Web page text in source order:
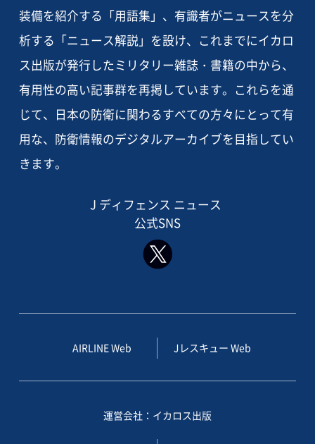
装備を紹介する「用語集」、有識者がニュースを分
析する「ニュース解説」を設け、これまでにイカロ
ス出版が発行したミリタリー雑誌・書籍の中から、
有用性の高い記事群を再掲しています。これらを通
じて、日本の防衛に関わるすべての方々にとって有
用な、防衛情報のデジタルアーカイブを目指してい
きます。
J ディフェンス ニュース
公式SNS
AIRLINE Web Jレスキュー Web
運営会社：イカロス出版